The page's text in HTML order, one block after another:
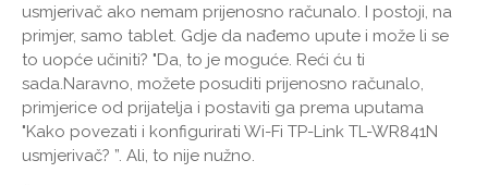
usmjerivač ako nemam prijenosno računalo. I postoji, na
primjer, samo tablet. Gdje da nađemo upute i može li se
to uopće učiniti? "Da, to je moguće. Reći ću ti
sada.Naravno, možete posuditi prijenosno računalo,
primjerice od prijatelja i postaviti ga prema uputama
"Kako povezati i konfigurirati Wi-Fi TP-Link TL-WR841N
usmjerivač? ”. Ali, to nije nužno.